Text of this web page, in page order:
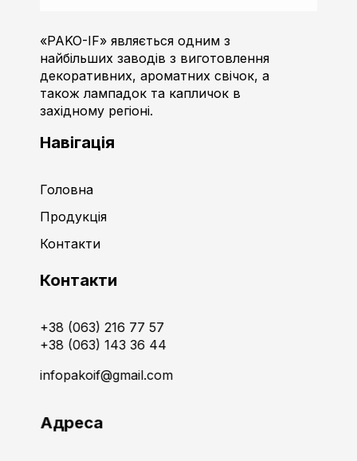
«PAKO-IF» являється одним з
найбільших заводів з виготовлення
декоративних, ароматних свічок, а
також лампадок та капличок в
західному регіоні.
Навігація
Головна
Продукція
Контакти
Контакти
+38 (063) 216 77 57
+38 (063) 143 36 44
infopakoif@gmail.com
Адреса